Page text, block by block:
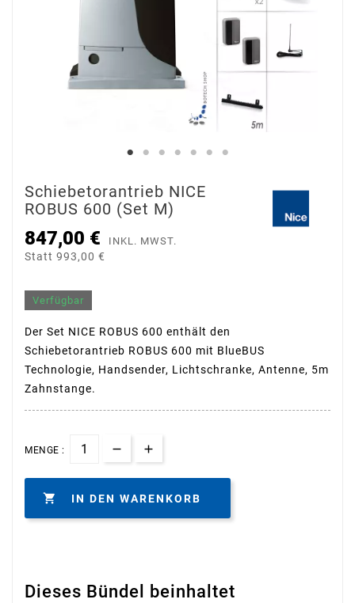
Schiebetorantrieb NICE
ROBUS 600 (Set M)
847,00 € INKL. MWST.
Statt 993,00 €
Verfügbar
Der Set NICE ROBUS 600 enthält den
Schiebetorantrieb ROBUS 600 mit BlueBUS
Technologie, Handsender, Lichtschranke, Antenne, 5m
Zahnstange.
MENGE :
 IN DEN WARENKORB
Dieses Bündel beinhaltet